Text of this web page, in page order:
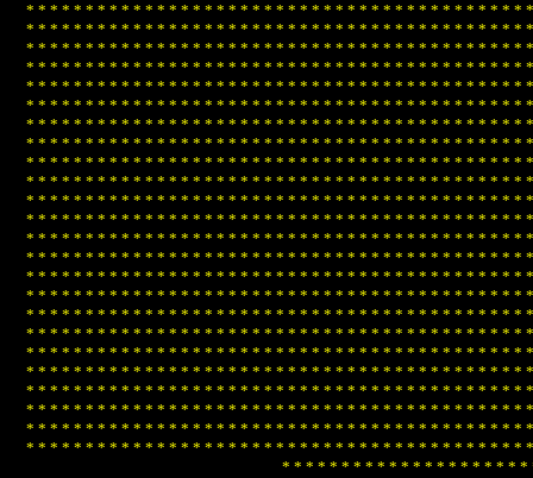
* * * * * * * * * * * * * * * * * * * * * * * * * * * * * * * * * * * * * * * * * *
* * * * * * * * * * * * * * * * * * * * * * * * * * * * * * * * * * * * * * * * * *
* * * * * * * * * * * * * * * * * * * * * * * * * * * * * * * * * * * * * * * * * *
* * * * * * * * * * * * * * * * * * * * * * * * * * * * * * * * * * * * * * * * * *
* * * * * * * * * * * * * * * * * * * * * * * * * * * * * * * * * * * * * * * * * *
* * * * * * * * * * * * * * * * * * * * * * * * * * * * * * * * * * * * * * * * * *
* * * * * * * * * * * * * * * * * * * * * * * * * * * * * * * * * * * * * * * * * *
* * * * * * * * * * * * * * * * * * * * * * * * * * * * * * * * * * * * * * * * * *
* * * * * * * * * * * * * * * * * * * * * * * * * * * * * * * * * * * * * * * * * *
* * * * * * * * * * * * * * * * * * * * * * * * * * * * * * * * * * * * * * * * * *
* * * * * * * * * * * * * * * * * * * * * * * * * * * * * * * * * * * * * * * * * *
* * * * * * * * * * * * * * * * * * * * * * * * * * * * * * * * * * * * * * * * * *
* * * * * * * * * * * * * * * * * * * * * * * * * * * * * * * * * * * * * * * * * *
* * * * * * * * * * * * * * * * * * * * * * * * * * * * * * * * * * * * * * * * * *
* * * * * * * * * * * * * * * * * * * * * * * * * * * * * * * * * * * * * * * * * *
* * * * * * * * * * * * * * * * * * * * * * * * * * * * * * * * * * * * * * * * * *
* * * * * * * * * * * * * * * * * * * * * * * * * * * * * * * * * * * * * * * * * *
* * * * * * * * * * * * * * * * * * * * * * * * * * * * * * * * * * * * * * * * * *
* * * * * * * * * * * * * * * * * * * * * * * * * * * * * * * * * * * * * * * * * *
* * * * * * * * * * * * * * * * * * * * * * * * * * * * * * * * * * * * * * * * * *
* * * * * * * * * * * * * * * * * * * * * * * * * * * * * * * * * * * * * * * * * *
* * * * * * * * * * * * * * * * * * * * * * * * * * * * * * * * * * * * * * * * * *
* * * * * * * * * * * * * * * * * * * * * * * * * * * * * * * * * * * * * * * * * *
* * * * * * * * * * * * * * * * * * * * * * * * * * * * * * * * * * * * * * * * * *
* * * * * * * * * * * * * * * * * * * * *